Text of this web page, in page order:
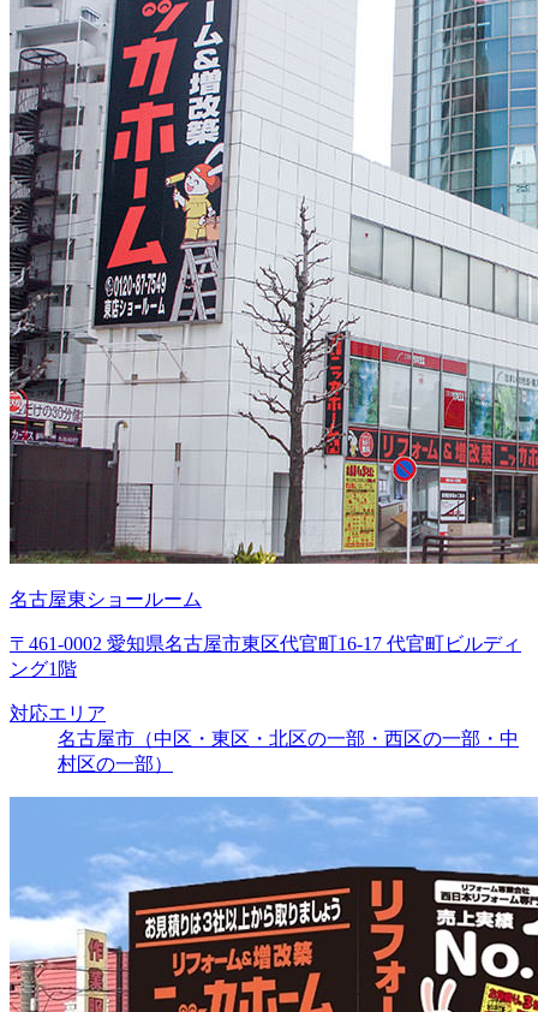
名古屋東ショールーム
〒461-0002 愛知県名古屋市東区代官町16-17 代官町ビルディ
ング1階
対応エリア
名古屋市（中区・東区・北区の一部・西区の一部・中
村区の一部）